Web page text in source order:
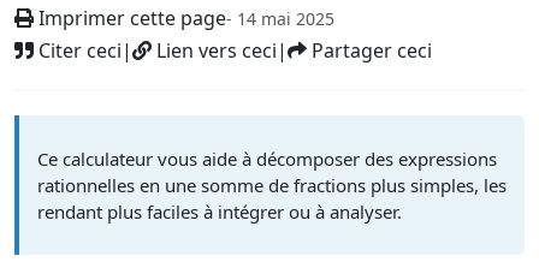
Imprimer cette page- 14 mai 2025
Citer ceci| Lien vers ceci| Partager ceci
Ce calculateur vous aide à décomposer des expressions
rationnelles en une somme de fractions plus simples, les
rendant plus faciles à intégrer ou à analyser.